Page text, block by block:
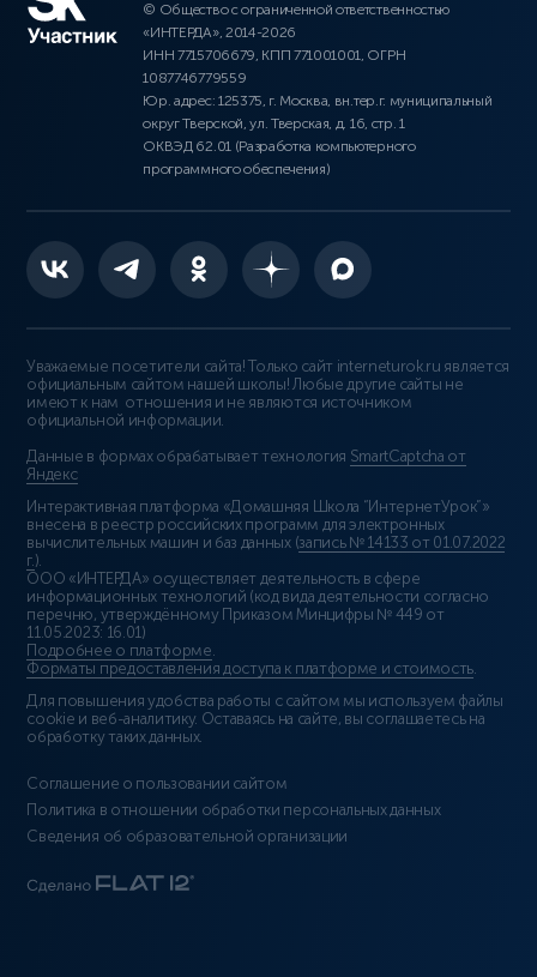
© Общество с ограниченной ответственностью
«ИНТЕРДА», 2014-2026
ИНН 7715706679, КПП 771001001, ОГРН
1087746779559
Юр. адрес: 125375, г. Москва, вн.тер.г. муниципальный
округ Тверской, ул. Тверская, д. 16, стр. 1
ОКВЭД 62.01 (Разработка компьютерного
программного обеспечения)
Уважаемые посетители сайта! Только сайт interneturok.ru является
официальным сайтом нашей школы! Любые другие сайты не
имеют к нам отношения и не являются источником
официальной информации.
Данные в формах обрабатывает технология SmartCaptcha от
Яндекс
Интерактивная платформа «Домашняя Школа “ИнтернетУрок”»
внесена в реестр российских программ для электронных
вычислительных машин и баз данных (запись № 14133 от 01.07.2022
г.).
ООО «ИНТЕРДА» осуществляет деятельность в сфере
информационных технологий (код вида деятельности согласно
перечню, утверждённому Приказом Минцифры № 449 от
11.05.2023: 16.01)
Подробнее о платформе.
Форматы предоставления доступа к платформе и стоимость.
Для повышения удобства работы с сайтом мы используем файлы
cookie и веб-аналитику. Оставаясь на сайте, вы соглашаетесь на
обработку таких данных.
Соглашение о пользовании сайтом
Политика в отношении обработки персональных данных
Сведения об образовательной организации